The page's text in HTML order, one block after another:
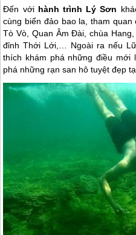
Đến với hành trình Lý Sơn
cùng biển đảo bao la, tham
Tò Vò, Quan Âm Đài, chùa
đỉnh Thới Lới,… Ngoài ra nếu
thích khám phá những điều mới
phá những rạn san hô tuyệt đẹp